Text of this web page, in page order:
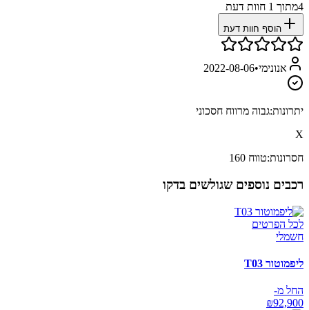
4מתוך 1 חוות דעת
הוסף חוות דעת
אנונימי•
2022-08-06
יתרונות:גבוה מרווח חסכוני
X
חסרונות:טווח 160
רכבים נוספים שגולשים בדקו
לכל הפרטים
חשמלי
ליפמוטור T03
החל מ-
₪92,900